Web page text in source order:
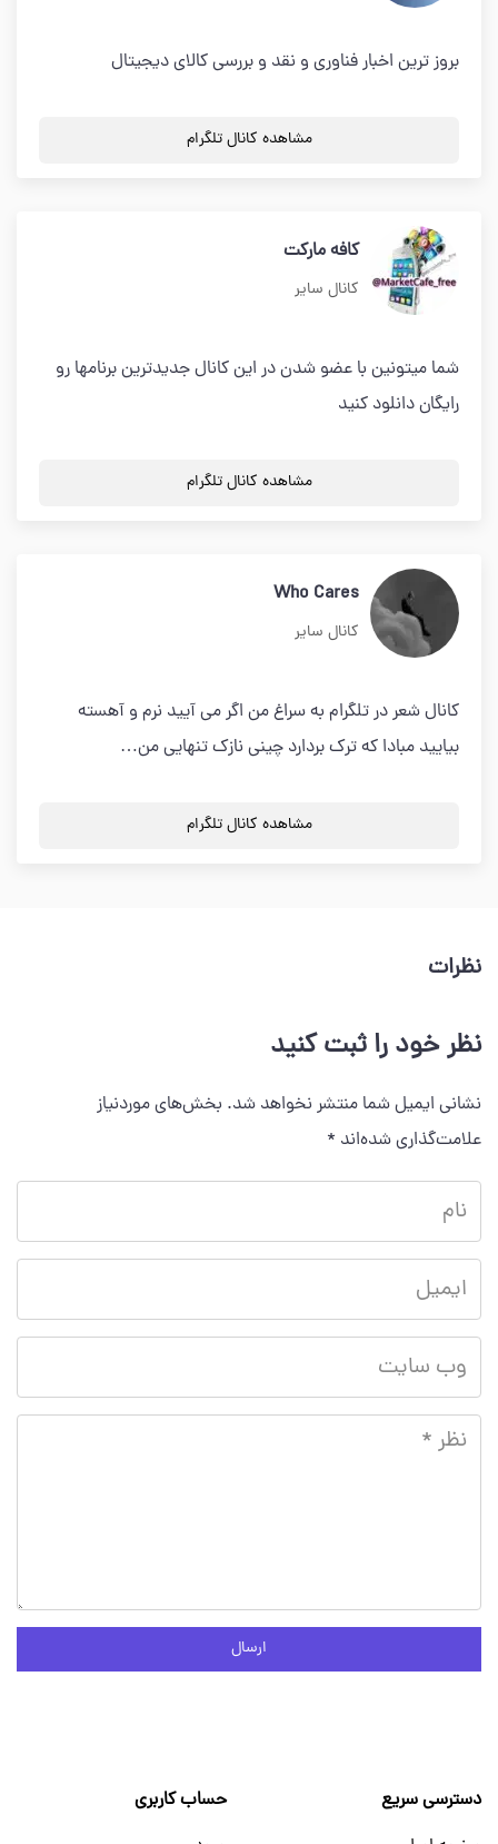
بروز ترین اخبار فناوری و نقد و بررسی کالای دیجیتال
مشاهده کانال تلگرام
کافه مارکت
کانال سایر
شما میتونین با عضو شدن در این کانال جدیدترین برنامها رو
رایگان دانلود کنید
مشاهده کانال تلگرام
Who Cares
کانال سایر
کانال شعر در تلگرام به سراغ من اگر می آیید نرم و آهسته
بیایید مبادا که ترک بردارد چینی نازک تنهایی من…
مشاهده کانال تلگرام
نظرات
نظر خود را ثبت کنید
نشانی ایمیل شما منتشر نخواهد شد. بخش‌های موردنیاز
علامت‌گذاری شده‌اند *
ارسال
دسترسی سریع
حساب کاربری